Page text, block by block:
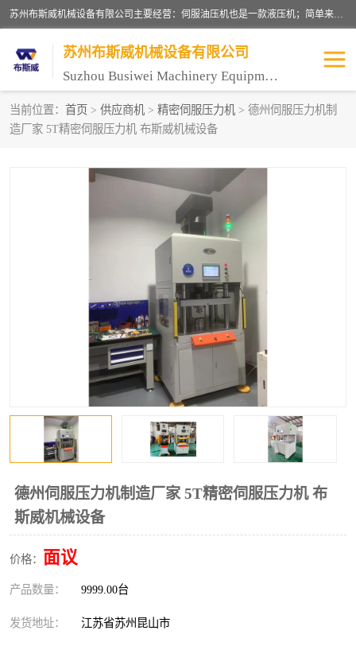
苏州布斯威机械设备有限公司主要经营：伺服油压机也是一款液压机；简单来说，传统的油压机，选用的是普通电机，普通电机容易发热，容易烧坏。伺服油压机采用先进的伺服电机，一般选用汇川 、日本大金、台达等品牌。伺服电机配套伺服泵还有伺服驱动器等部件，这样机器的电机过热，能耗的控制、机器工作的噪音都得到了完美的解决。
苏州布斯威机械设备有限公司
Suzhou Busiwei Machinery Equipment Co., Ltd.
当前位置： 首页 > 供应商机 > 精密伺服压力机 > 德州伺服压力机制
造厂家 5T精密伺服压力机 布斯威机械设备
德州伺服压力机制造厂家 5T精密伺服压力机 布
斯威机械设备
价格： 面议
产品数量： 9999.00台
发货地址： 江苏省苏州昆山市
单柱油压机-C型油压机 四柱油压机
数控油压机-伺服油压机 伺服压力机-电子压力机
精密伺服压力机